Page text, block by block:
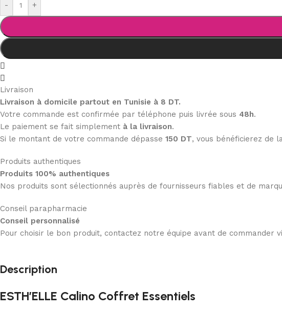
- +
Livraison
Livraison à domicile partout en Tunisie à 8 DT.
Votre commande est confirmée par téléphone puis livrée sous 48h.
Le paiement se fait simplement à la livraison.
Si le montant de votre commande dépasse 150 DT, vous bénéficierez de
Produits authentiques
Produits 100% authentiques
Nos produits sont sélectionnés auprès de fournisseurs fiables et de
Conseil parapharmacie
Conseil personnalisé
Pour choisir le bon produit, contactez notre équipe avant de commander
Description
ESTH’ELLE Calino Coffret Essentiels